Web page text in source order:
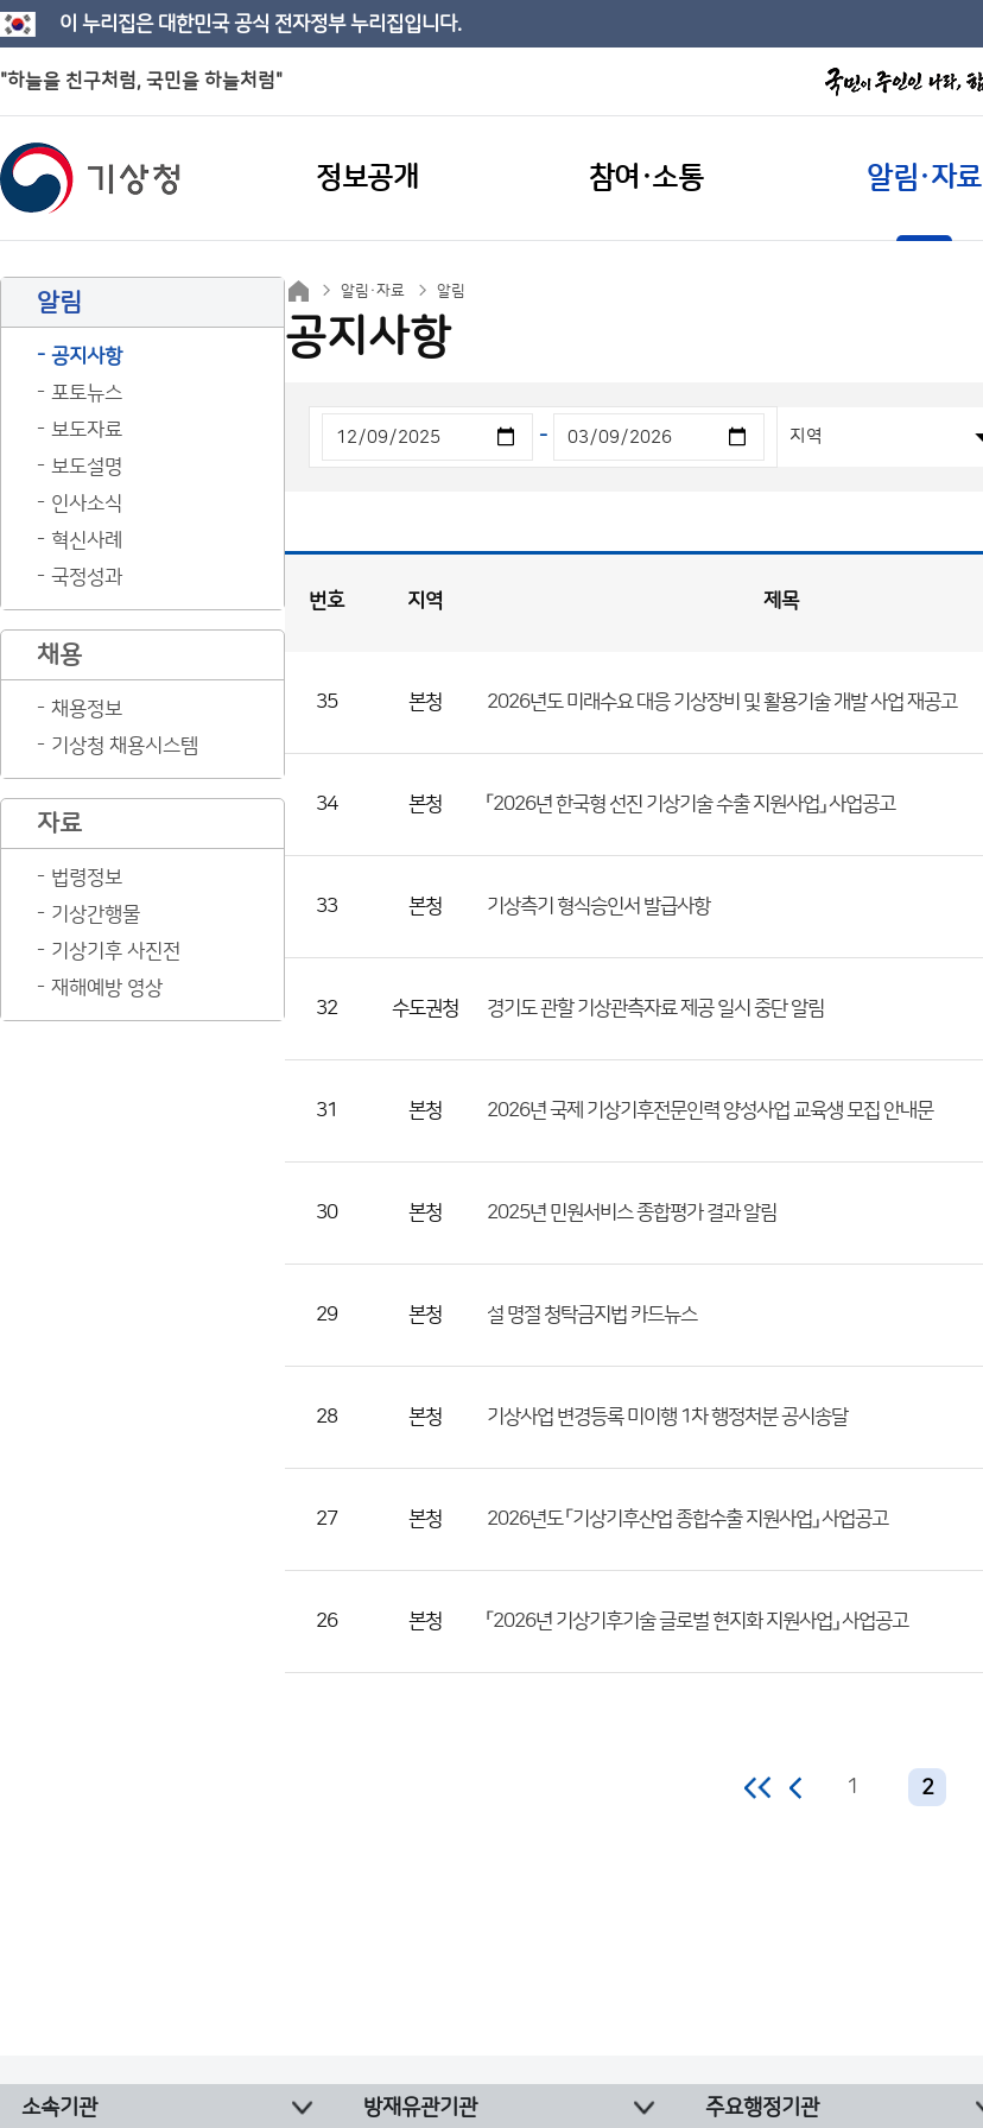
이 누리집은 대한민국 공식 전자정부 누리집입니다.
"하늘을 친구처럼, 국민을 하늘처럼"
정보공개 참여·소통 알림·자료
알림
공지사항
포토뉴스
보도자료
보도설명
인사소식
혁신사례
국정성과
채용
채용정보
기상청 채용시스템
자료
법령정보
기상간행물
기상기후 사진전
재해예방 영상
알림·자료 알림
공지사항
-
지
역,
등
서,
번호 지역 제목
35 본청 2026년도 미래수요 대응 기상장비 및 활용기술 개발 사업 재공고
34 본청 「2026년 한국형 선진 기상기술 수출 지원사업」 사업공고
33 본청 기상측기 형식승인서 발급사항
32 수도권청 경기도 관할 기상관측자료 제공 일시 중단 알림
31 본청 2026년 국제 기상기후전문인력 양성사업 교육생 모집 안내문
30 본청 2025년 민원서비스 종합평가 결과 알림
29 본청 설 명절 청탁금지법 카드뉴스
28 본청 기상사업 변경등록 미이행 1차 행정처분 공시송달
27 본청 2026년도 「기상기후산업 종합수출 지원사업」 사업공고
26 본청 「2026년 기상기후기술 글로벌 현지화 지원사업」 사업공고
1 2
소속기관 방재유관기관 주요행정기관